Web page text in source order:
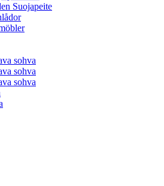
Suojapeite
sohva
sohva
sohva